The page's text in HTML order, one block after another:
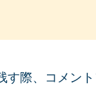
際、コメン